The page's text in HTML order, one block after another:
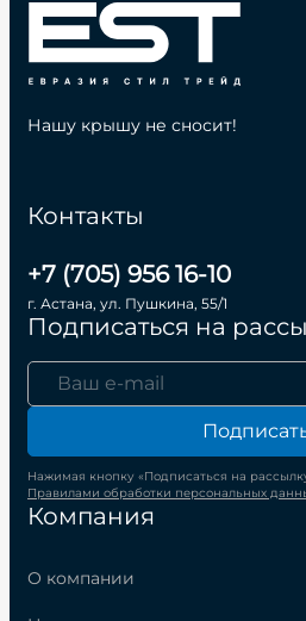
Компания
О компании
Контакты
+7 (705) 956 16-10
г. Астана, ул. Пушкина, 55/1
Подписаться на
Нажимая кнопку «Подписаться на
Правилами обработки персональных
Нашу крышу не сносит!